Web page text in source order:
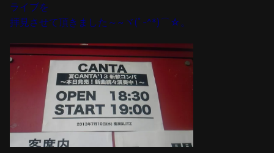
ライブを
拝見させて頂きました～~ヾ(ﾟ-^*)⌒☆。